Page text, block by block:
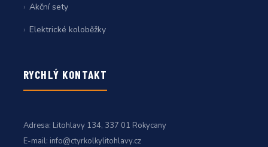
Akční sety
Elektrické koloběžky
RYCHLÝ KONTAKT
Adresa: Litohlavy 134, 337 01 Rokycany
E-mail: info@ctyrkolkylitohlavy.cz